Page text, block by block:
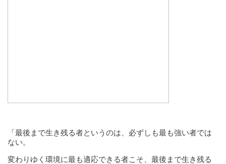
「最後まで生き残る者というのは、必ずしも最も強い者では
ない。
変わりゆく環境に最も適応できる者こそ、最後まで生き残る